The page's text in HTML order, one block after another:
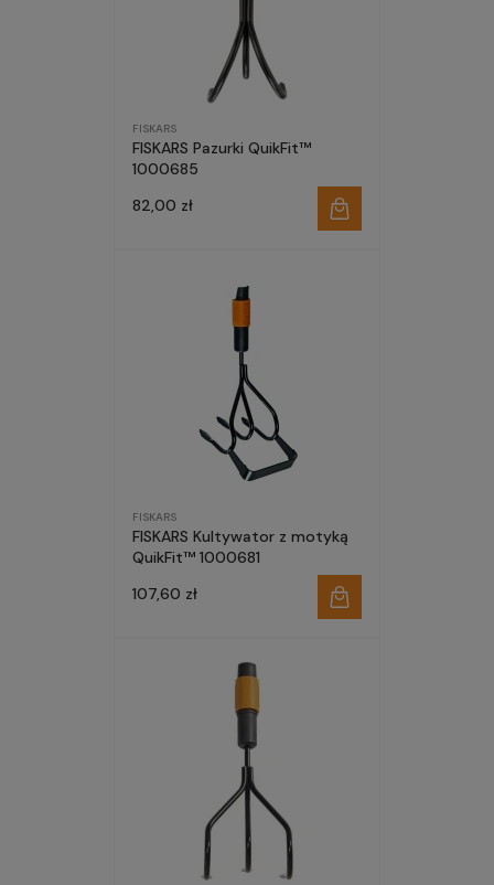
FISKARS
FISKARS Pazurki QuikFit™
1000685
82,00 zł
FISKARS
FISKARS Kultywator z motyką
QuikFit™ 1000681
107,60 zł